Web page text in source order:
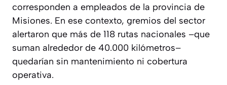
corresponden a empleados de la provincia de
Misiones. En ese contexto, gremios del sector
alertaron que más de 118 rutas nacionales –que
suman alrededor de 40.000 kilómetros–
quedarían sin mantenimiento ni cobertura
operativa.